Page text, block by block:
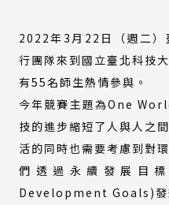
2022年3月22日（週二）
行團隊來到國立臺北科技
有55名師生熱情參與。
今年競賽主題為One
技的進步縮短了人與人之
活的同時也需要考慮到對
們透過永續發展目
Development Goals)發